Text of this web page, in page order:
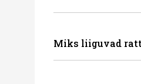
Miks liiguvad